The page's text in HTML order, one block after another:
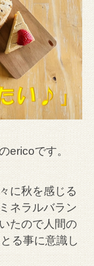
ericoです。
に秋を感じる
ネラルバラン
たので人間の
る事に意識し